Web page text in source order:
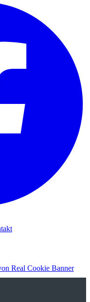
Real Cookie Banner